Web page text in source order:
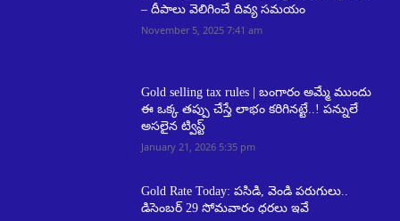
– దీపాలు వెలిగించే దివ్య సమయం
November 5, 2025 7:41 am
Gold selling tax rules | బంగారం అమ్మే ముందు
ఈ ఒక్క తప్పు చేస్తే లాభం కరిగినట్టే..! పన్నులే
అసలైన ట్విస్ట్
January 21, 2026 5:35 pm
Gold Rate Today: పసిడి, వెండి పరుగులు..
డిసెంబర్ 29 సోమవారం ధరలు ఇవే